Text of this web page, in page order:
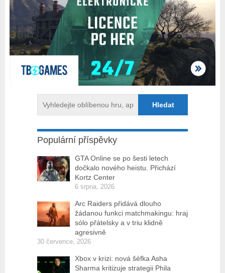
Populární příspěvky
GTA Online se po šesti letech
dočkalo nového heistu. Přichází
Kortz Center
6 srpna, 2026
Arc Raiders přidává dlouho
žádanou funkci matchmakingu: hraj
sólo přátelsky a v triu klidně
agresivně
30 července, 2026
Xbox v krizi: nová šéfka Asha
Sharma kritizuje strategii Phila